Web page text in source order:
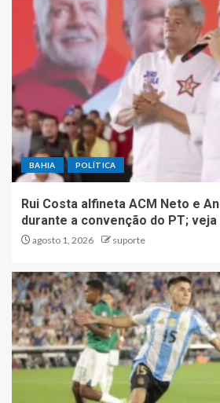
BAHIA POLÍTICA
Rui Costa alfineta ACM Neto e
durante a convenção do PT;
agosto 1, 2026 suporte